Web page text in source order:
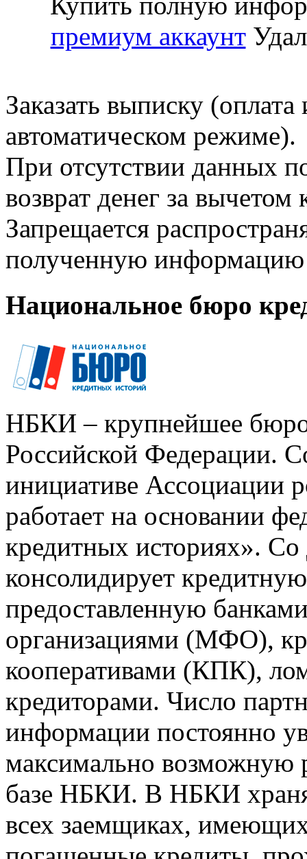
премиум аккаунт
Заказать выписку
автоматическом режиме).
При отсутствии данных
возврат денег за
Запрещается
полученную информацию
Национальное бюро
НБКИ – крупнейшее
Российской Федерации.
инициативе Ассоциации
работает на основании
кредитных историях».
консолидирует
предоставленную
организациями (МФО),
кооперативами (КПК),
кредиторами. Число
информации постоянно
максимально возможную
базе НБКИ. В НБКИ
всех заемщиках,